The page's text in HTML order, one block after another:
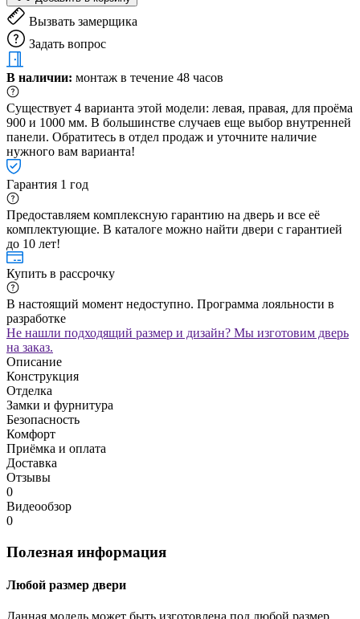
Вызвать замерщика
Задать вопрос
В наличии: монтаж в течение 48 часов
Существует 4 варианта этой модели: левая, правая, для проёма
900 и 1000 мм. В большинстве случаев еще выбор внутренней
панели. Обратитесь в отдел продаж и уточните наличие
нужного вам варианта!
Гарантия 1 год
Предоставляем комплексную гарантию на дверь и все её
комплектующие. В каталоге можно найти двери с гарантией
до 10 лет!
Купить в рассрочку
В настоящий момент недоступно. Программа лояльности в
разработке
Не нашли подходящий размер и дизайн? Мы изготовим дверь
на заказ.
Описание
Конструкция
Отделка
Замки и фурнитура
Безопасность
Комфорт
Приёмка и оплата
Доставка
Отзывы
0
Видеообзор
0
Полезная информация
Любой размер двери
Данная модель может быть изготовлена под любой размер